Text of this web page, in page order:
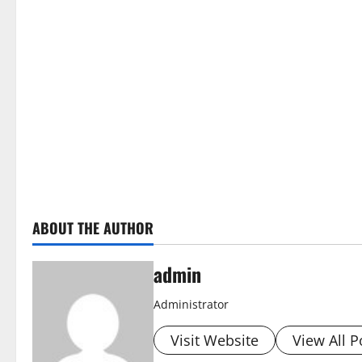
ABOUT THE AUTHOR
admin
Administrator
Visit Website View All